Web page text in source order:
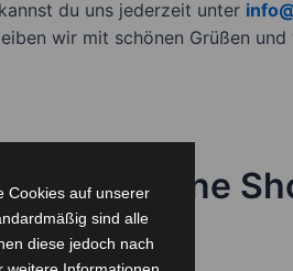
du uns jederzeit unter
wir mit schönen Grüßen
Online
Cookies auf unserer
sind alle
diese jedoch nach